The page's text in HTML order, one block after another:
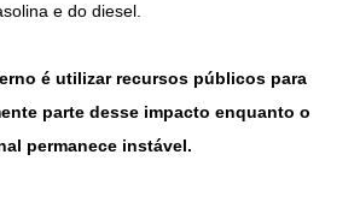
e do diesel.
é utilizar recursos públicos para
parte desse impacto enquanto o
permanece instável.